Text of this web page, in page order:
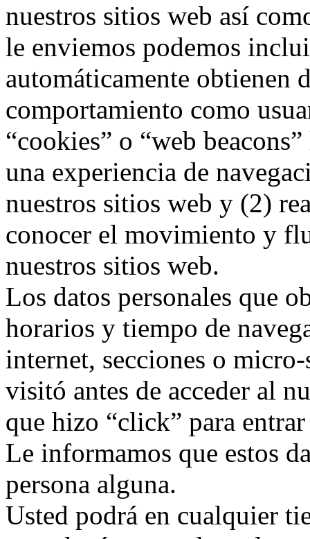
nuestros sitios web así
le enviemos podemos
automáticamente obtienen
comportamiento como
“cookies” o “web
una experiencia de
nuestros sitios web y (2)
conocer el movimiento y
nuestros sitios web.
Los datos personales que
horarios y tiempo de
internet, secciones o
visitó antes de acceder al
que hizo “click” para
Le informamos que estos
persona alguna.
Usted podrá en cualquier